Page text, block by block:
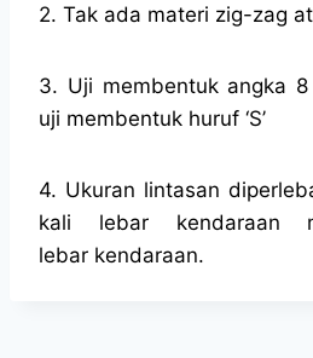
2. Tak ada materi zig-zag
3. Uji membentuk angka
uji membentuk huruf ‘S’
4. Ukuran lintasan
kali lebar kendaraan
lebar kendaraan.